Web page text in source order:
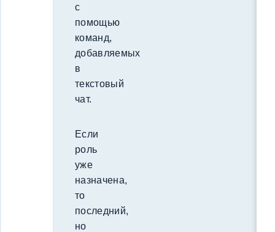
с
помощью
команд,
добавляемых
в
текстовый
чат.
Если
роль
уже
назначена,
то
последний,
но